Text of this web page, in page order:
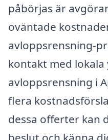
påbörjas är
oväntade
avloppsrensning-
kontakt med
avloppsrensning i
flera
dessa offerter kan